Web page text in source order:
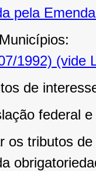
pela
1992) (vide
de
federal
os tributos